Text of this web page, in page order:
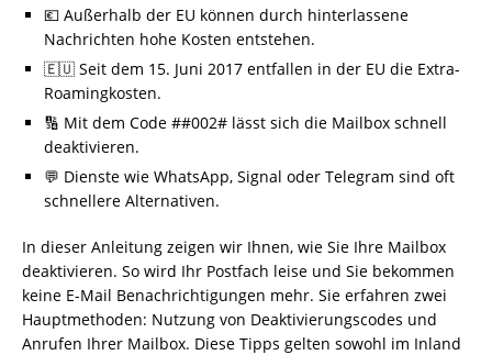
💶 Außerhalb der EU können durch hinterlassene
Nachrichten hohe Kosten entstehen.
🇪🇺 Seit dem 15. Juni 2017 entfallen in der EU die Extra-
Roamingkosten.
🔢 Mit dem Code ##002# lässt sich die Mailbox schnell
deaktivieren.
💬 Dienste wie WhatsApp, Signal oder Telegram sind oft
schnellere Alternativen.
In dieser Anleitung zeigen wir Ihnen, wie Sie Ihre Mailbox
deaktivieren. So wird Ihr Postfach leise und Sie bekommen
keine E-Mail Benachrichtigungen mehr. Sie erfahren zwei
Hauptmethoden: Nutzung von Deaktivierungscodes und
Anrufen Ihrer Mailbox. Diese Tipps gelten sowohl im Inland